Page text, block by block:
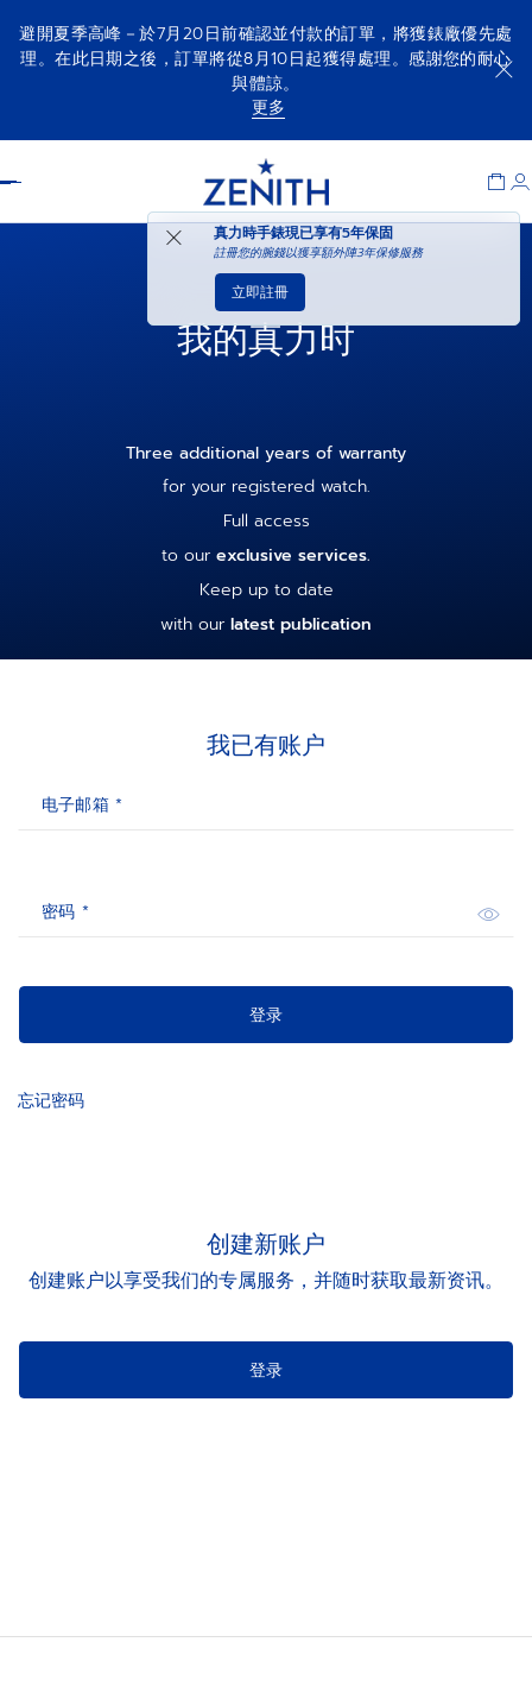
避開夏季高峰－於7月20日前確認並付款的訂單，將獲錶廠優先處
理。在此日期之後，訂單將從8月10日起獲得處理。感謝您的耐心
與體諒。
更多
真力時手錶現已享有5年保固
註冊您的腕錢以獲享額外陣3年保修服務
立即註冊
我的真力时
Three additional years of warranty
for your registered watch.
Full access
to our exclusive services.
Keep up to date
with our latest publication
我已有账户
电子邮箱 *
密码 *
登录
忘记密码
创建新账户
创建账户以享受我们的专属服务，并随时获取最新资讯。
登录